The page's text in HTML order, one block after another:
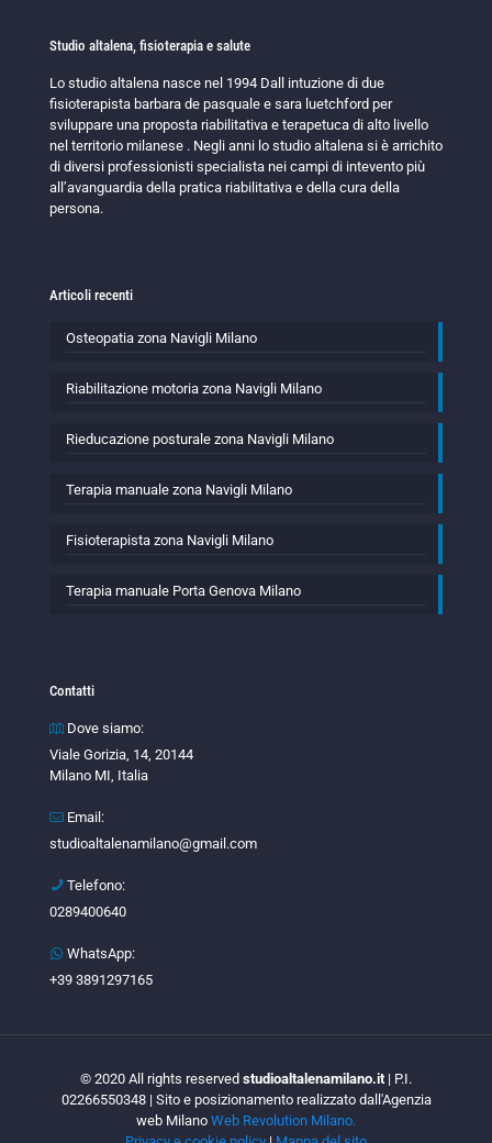
Studio altalena, fisioterapia e salute
Lo studio altalena nasce nel 1994 Dall intuzione di due
fisioterapista barbara de pasquale e sara luetchford per
sviluppare una proposta riabilitativa e terapetuca di alto livello
nel territorio milanese . Negli anni lo studio altalena si è arrichito
di diversi professionisti specialista nei campi di intevento più
all’avanguardia della pratica riabilitativa e della cura della
persona.
Articoli recenti
Osteopatia zona Navigli Milano
Riabilitazione motoria zona Navigli Milano
Rieducazione posturale zona Navigli Milano
Terapia manuale zona Navigli Milano
Fisioterapista zona Navigli Milano
Terapia manuale Porta Genova Milano
Contatti
Dove siamo:
Viale Gorizia, 14, 20144
Milano MI, Italia
Email:
studioaltalenamilano@gmail.com
Telefono:
0289400640
WhatsApp:
+39 3891297165
© 2020 All rights reserved studioaltalenamilano.it| P.I.
02266550348 | Sito e posizionamento realizzato dall'Agenzia
web Milano Web Revolution Milano.